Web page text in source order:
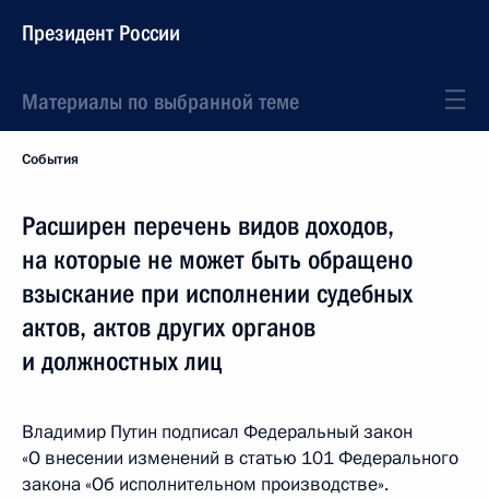
Президент России
Материалы по выбранной теме
События
Расширен перечень видов доходов,
на которые не может быть обращено
взыскание при исполнении судебных
актов, актов других органов
и должностных лиц
Владимир Путин подписал Федеральный закон
«О внесении изменений в статью 101 Федерального
закона «Об исполнительном производстве».